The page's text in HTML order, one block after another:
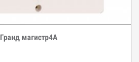
Гранд магистр4A